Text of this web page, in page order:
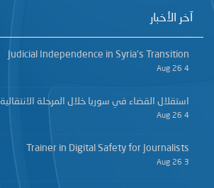
آخر الأخبار
Judicial Independence in Syria’s Transition
4 Aug 26
استقلال القضاء في سوريا خلال المرحلة الانتقالية
4 Aug 26
Trainer in Digital Safety for Journalists
3 Aug 26